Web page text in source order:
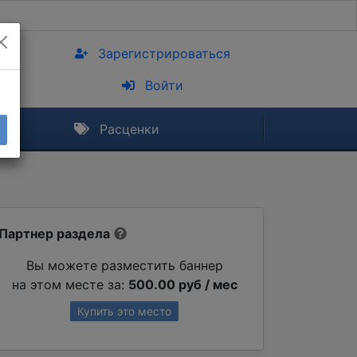
Зарегистрироваться
Войти
Расценки
Партнер раздела
Вы можете разместить баннер
на этом месте за: 500.00 руб / мес
Купить это место